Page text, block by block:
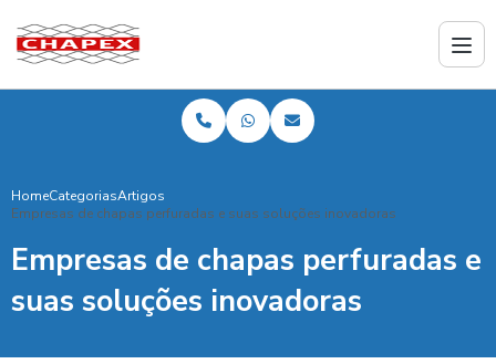
HomeCategoriasArtigos
Empresas de chapas perfuradas e suas soluções inovadoras
Empresas de chapas perfuradas e
suas soluções inovadoras